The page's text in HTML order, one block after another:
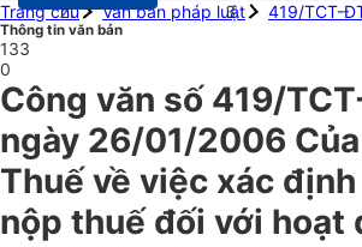
Trang chủ
Văn bản pháp luật 419/TCT-
Thông tin văn bản
133
0
Công văn số 419/
ngày 26/01/2006
Thuế về việc xác
nộp thuế đối với hoạt